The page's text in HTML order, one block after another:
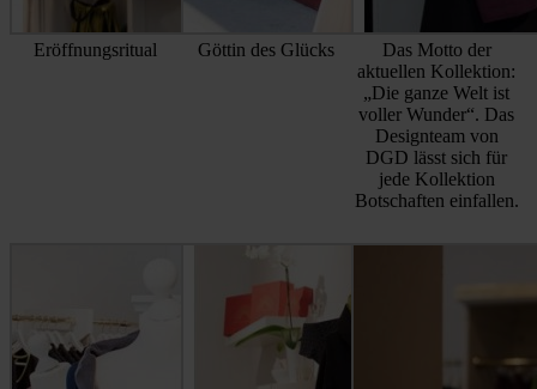
Eröffnungsritual Göttin des Glücks
Das Motto der
aktuellen Kollektion:
„Die ganze Welt ist
voller Wunder“. Das
Designteam von
DGD lässt sich für
jede Kollektion
Botschaften einfallen.